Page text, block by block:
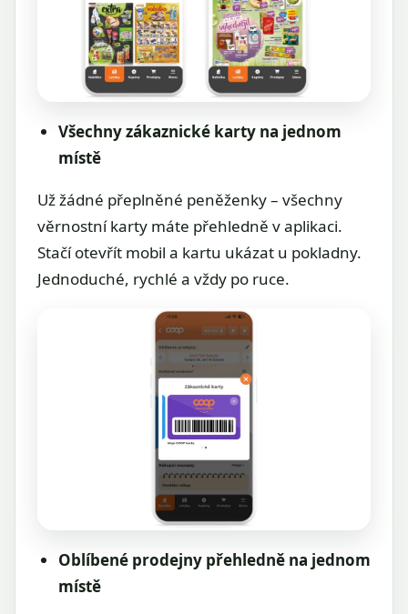
Všechny zákaznické karty na jednom
místě
Už žádné přeplněné peněženky – všechny
věrnostní karty máte přehledně v aplikaci.
Stačí otevřít mobil a kartu ukázat u pokladny.
Jednoduché, rychlé a vždy po ruce.
Oblíbené prodejny přehledně na jednom
místě